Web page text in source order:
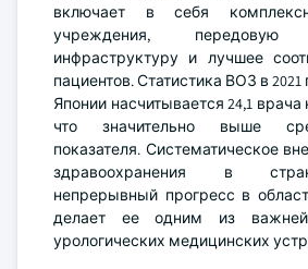
включает в себя
учреждения, передовую
инфраструктуру и лучшее
пациентов. Статистика ВОЗ в 2021
Японии насчитывается 24,1 врача
что значительно выше
показателя. Систематическое
здравоохранения в
непрерывный прогресс в
делает ее одним из
урологических медицинских